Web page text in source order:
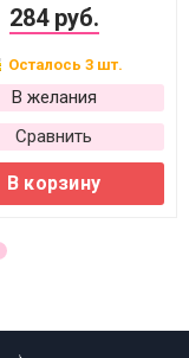
284 руб.
Осталось 3 шт.
В желания
Сравнить
В корзину